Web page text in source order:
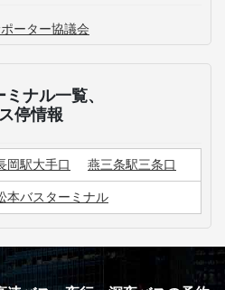
ーター協議会
ナル一覧、
停情報
岡駅大手口 燕三条駅三条口
本バスターミナル